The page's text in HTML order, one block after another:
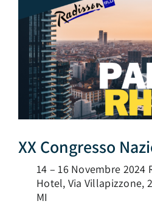
AREA SOCI
XX Congresso
14 – 16 Novembre 2024
Hotel, Via Villapizzone,
MI